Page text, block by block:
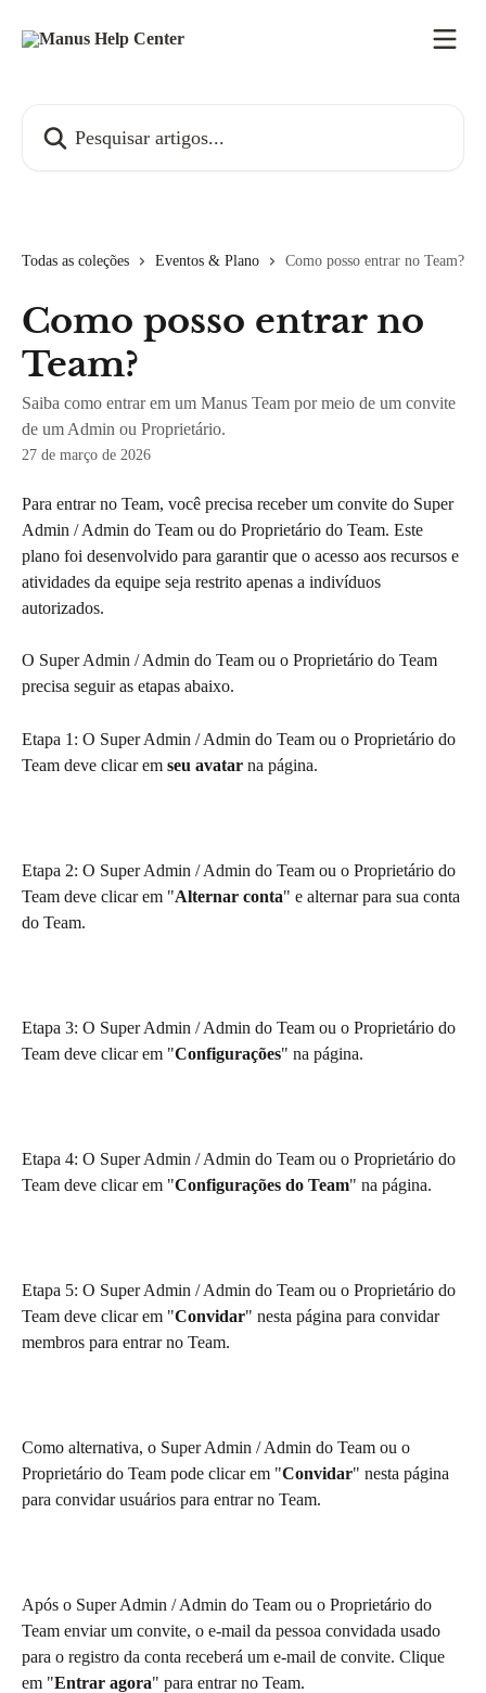
Todas as coleções Eventos & Plano Como posso entrar no Team?
Como posso entrar no
Team?
Saiba como entrar em um Manus Team por meio de um convite
de um Admin ou Proprietário.
27 de março de 2026
Para entrar no Team, você precisa receber um convite do Super
Admin / Admin do Team ou do Proprietário do Team. Este
plano foi desenvolvido para garantir que o acesso aos recursos e
atividades da equipe seja restrito apenas a indivíduos
autorizados.
O Super Admin / Admin do Team ou o Proprietário do Team
precisa seguir as etapas abaixo.
Etapa 1: O Super Admin / Admin do Team ou o Proprietário do
Team deve clicar em seu avatar na página.
Etapa 2: O Super Admin / Admin do Team ou o Proprietário do
Team deve clicar em "Alternar conta" e alternar para sua conta
do Team.
Etapa 3: O Super Admin / Admin do Team ou o Proprietário do
Team deve clicar em "Configurações" na página.
Etapa 4: O Super Admin / Admin do Team ou o Proprietário do
Team deve clicar em "Configurações do Team" na página.
Etapa 5: O Super Admin / Admin do Team ou o Proprietário do
Team deve clicar em "Convidar" nesta página para convidar
membros para entrar no Team.
Como alternativa, o Super Admin / Admin do Team ou o
Proprietário do Team pode clicar em "Convidar" nesta página
para convidar usuários para entrar no Team.
Após o Super Admin / Admin do Team ou o Proprietário do
Team enviar um convite, o e-mail da pessoa convidada usado
para o registro da conta receberá um e-mail de convite. Clique
em "Entrar agora" para entrar no Team.